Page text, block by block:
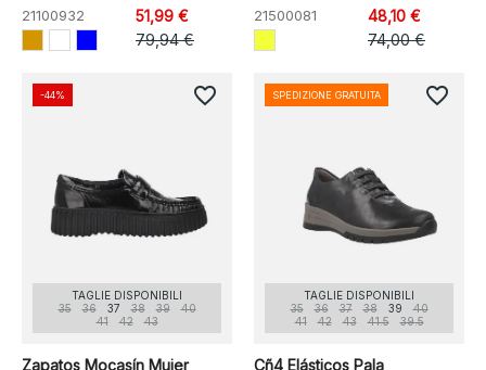
21100932
51,99 €
79,94 €
21500081
48,10 €
74,00 €
TAGLIE DISPONIBILI
35
36 37 38 39
40
41
42 43
Zapatos Mocasín Mujer
-44% favorite_border
TAGLIE DISPONIBILI
35
36 37 38 39
40
41
42 43 41.5 39.5
Cñ4 Elásticos Pala
SPEDIZIONE GRATUITA favorite_border